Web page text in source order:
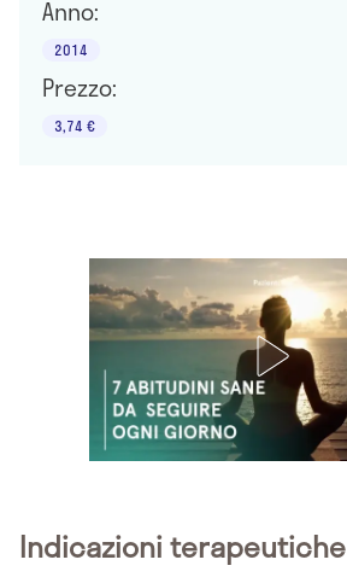
Anno:
2014
Prezzo:
3,74 €
Indicazioni terapeutiche